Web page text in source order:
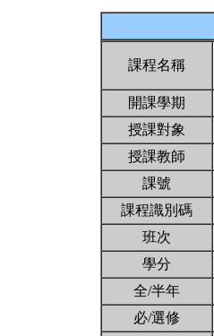
課程名稱
開課學期
授課對象
授課教師
課號
課程識別碼
班次
學分
全/半年
必/選修